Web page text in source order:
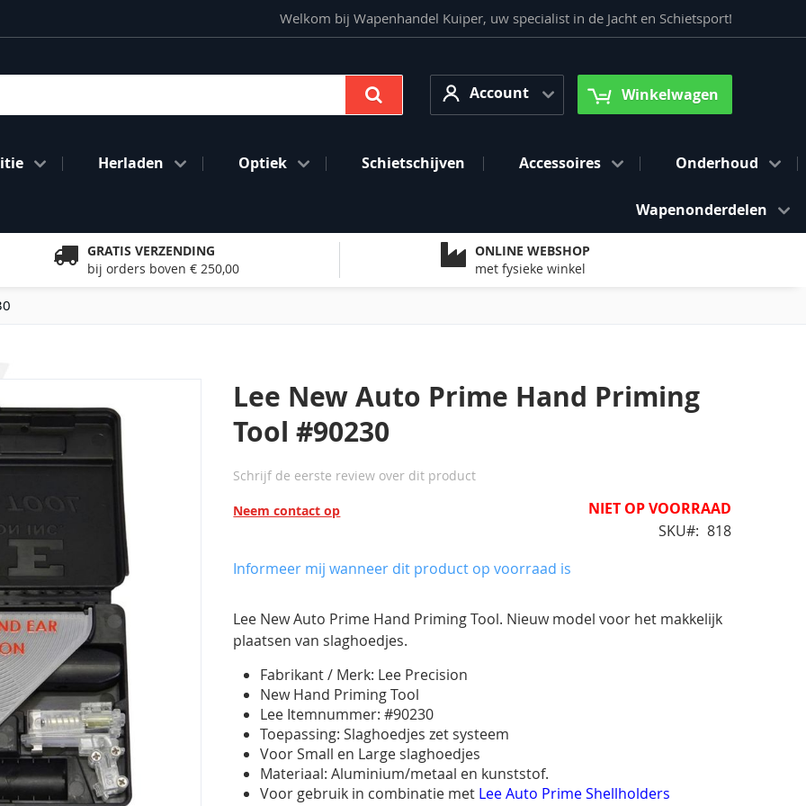
Welkom bij Wapenhandel Kuiper, uw specialist in de Jacht en Schietsport!
AccountAccount Winkelwagen
Herladen Optiek Schietschijven Accessoires Onderhoud
Wapenonderdelen
GRATIS VERZENDING
bij orders boven € 250,00
ONLINE WEBSHOP
met fysieke winkel
Lee New Auto Prime Hand Priming
Tool #90230
Schrijf de eerste review over dit product
Neem contact op
NIET OP VOORRAAD
SKU
818
Informeer mij wanneer dit product op voorraad is
Lee New Auto Prime Hand Priming Tool. Nieuw model voor het makkelijk
plaatsen van slaghoedjes.
Fabrikant / Merk: Lee Precision
New Hand Priming Tool
Lee Itemnummer: #90230
Toepassing: Slaghoedjes zet systeem
Voor Small en Large slaghoedjes
Materiaal: Aluminium/metaal en kunststof.
Voor gebruik in combinatie met Lee Auto Prime Shellholders